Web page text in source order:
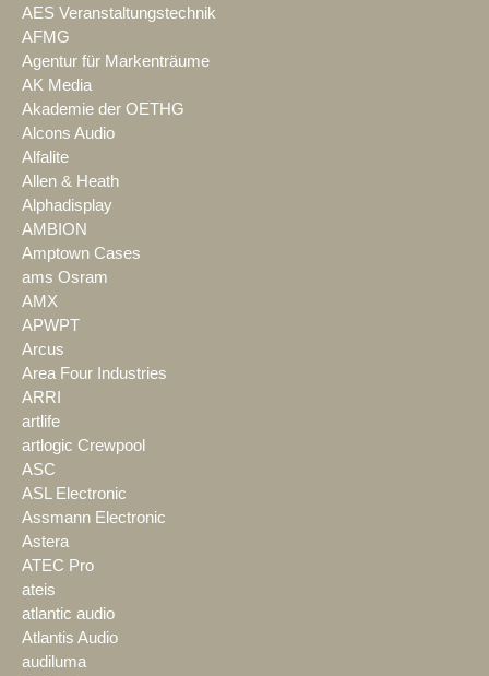
AES Veranstaltungstechnik
AFMG
Agentur für Markenträume
AK Media
Akademie der OETHG
Alcons Audio
Alfalite
Allen & Heath
Alphadisplay
AMBION
Amptown Cases
ams Osram
AMX
APWPT
Arcus
Area Four Industries
ARRI
artlife
artlogic Crewpool
ASC
ASL Electronic
Assmann Electronic
Astera
ATEC Pro
ateis
atlantic audio
Atlantis Audio
audiluma